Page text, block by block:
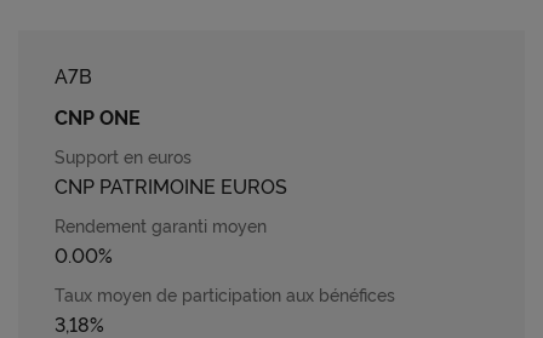
A7B
CNP ONE
CNP PATRIMOINE EUROS
0.00%
3,18%